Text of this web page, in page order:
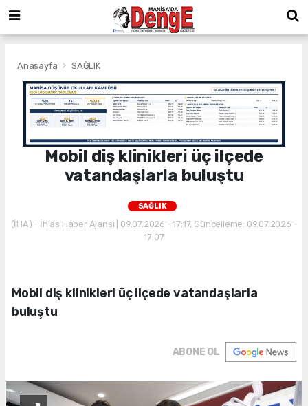
Anasayfa SAĞLIK
Mobil diş klinikleri üç ilçede
vatandaşlarla buluştu
SAĞLIK
(İHA) - İhlas Haber Ajansı | 09.07.2026 - 17:17, Güncelleme: 09.07.2026 -
17:07
Mobil diş klinikleri üç ilçede vatandaşlarla
buluştu
ABONE OL